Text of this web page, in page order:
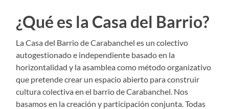
¿Qué es la Casa del Barrio?
La Casa del Barrio de Carabanchel es un colectivo
autogestionado e independiente basado en la
horizontalidad y la asamblea como método organizativo
que pretende crear un espacio abierto para construir
cultura colectiva en el barrio de Carabanchel. Nos
basamos en la creación y participación conjunta. Todas